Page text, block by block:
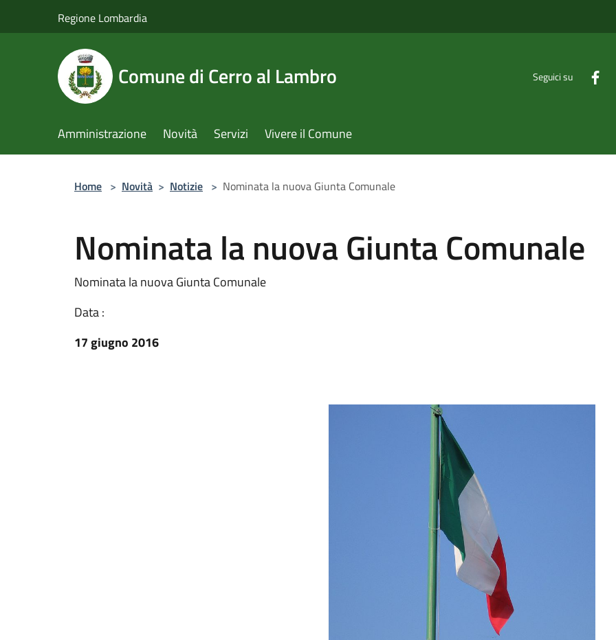
Regione Lombardia
Comune di Cerro al Lambro Seguici su
Amministrazione Novità Servizi Vivere il Comune
Home > Novità > Notizie > Nominata la nuova Giunta Comunale
Nominata la nuova Giunta Comunale
Nominata la nuova Giunta Comunale
Data :
17 giugno 2016